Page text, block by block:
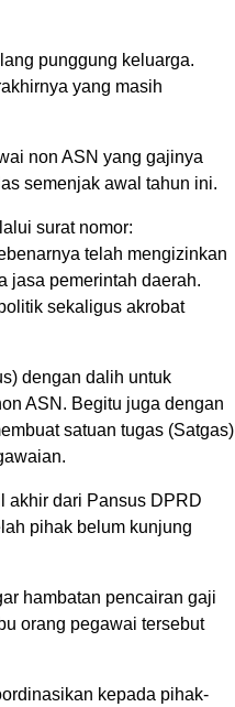
punggung keluarga.
yang masih
non ASN yang gajinya
semenjak awal tahun ini.
surat nomor:
telah mengizinkan
jasa pemerintah daerah.
sekaligus akrobat
dengan dalih untuk
ASN. Begitu juga dengan
satuan tugas (Satgas)
akhir dari Pansus DPRD
pihak belum kunjung
hambatan pencairan gaji
orang pegawai tersebut
kepada pihak-